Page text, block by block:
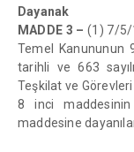
Dayanak
MADDE 3 –(1) 7/5/
Temel Kanununun
tarihli ve 663
Teşkilat ve
8 inci maddesinin
maddesine